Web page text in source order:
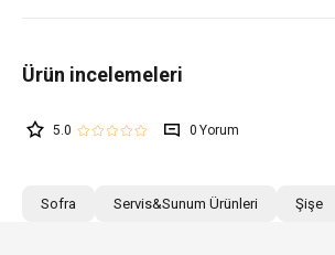
5.0 0
Sofra Servis&Sunum Ürünleri Şişe